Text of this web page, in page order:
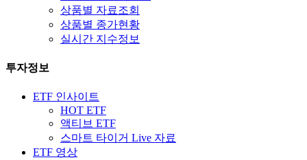
상품별 자료조회
상품별 종가현황
실시간 지수정보
투자정보
ETF 인사이트
HOT ETF
액티브 ETF
스마트 타이거 Live 자료
ETF 영상